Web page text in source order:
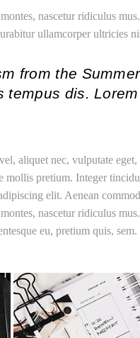
nascetur ridiculus
ullamcorper ultricies
from the
tempus dis.
aliquet nec, vulputate
mollis pretium. Integer
elit. Aenean
nascetur ridiculus
eu, pretium quis, sem.